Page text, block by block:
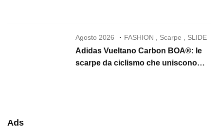
Agosto 2026 FASHION Scarpe SLIDE
Adidas Vueltano Carbon BOA®: le
scarpe da ciclismo che uniscono
Ads